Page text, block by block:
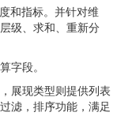
和指标。并针对维
级、求和、重新分
字段。
展现类型则提供列表
滤，排序功能，满足